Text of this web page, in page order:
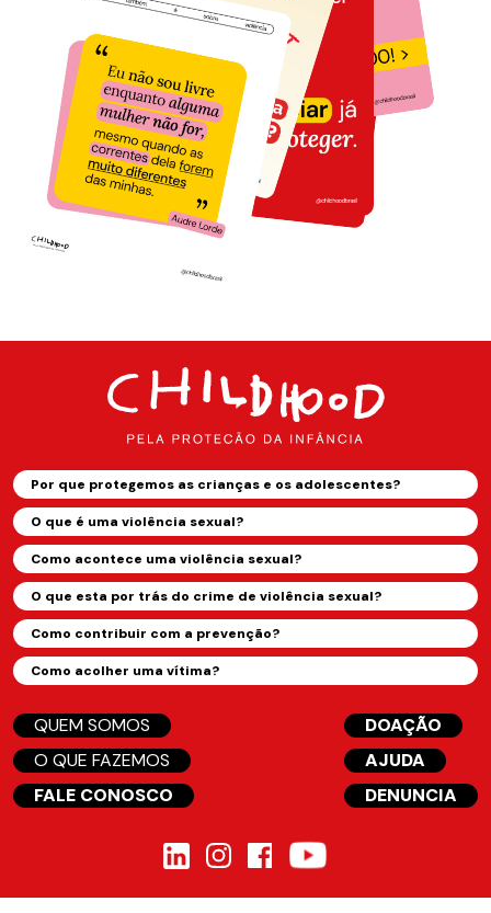
Por que protegemos as crianças e os adolescentes?
O que é uma violência sexual?
Como acontece uma violência sexual?
O que esta por trás do crime de violência sexual?
Como contribuir com a prevenção?
Como acolher uma vítima?
QUEM SOMOS
O QUE FAZEMOS
FALE CONOSCO
DOAÇÃO
AJUDA
DENUNCIA